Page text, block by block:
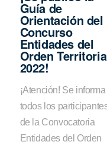
Guía de
Orientación del
Concurso
Entidades del
Orden
2022!
¡Atención! Se informa
todos los
de la Convocatoria
Entidades del Orden